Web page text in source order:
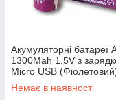
Акумуляторні батареї
1300Mah 1.5V з
Micro USB
Немає в наявності